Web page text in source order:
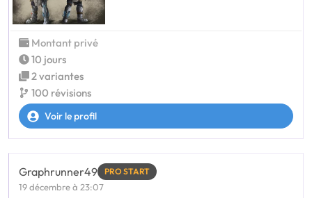
Montant privé
10 jours
2 variantes
100 révisions
Voir le profil
Graphrunner49 PRO START
19 décembre à 23:07